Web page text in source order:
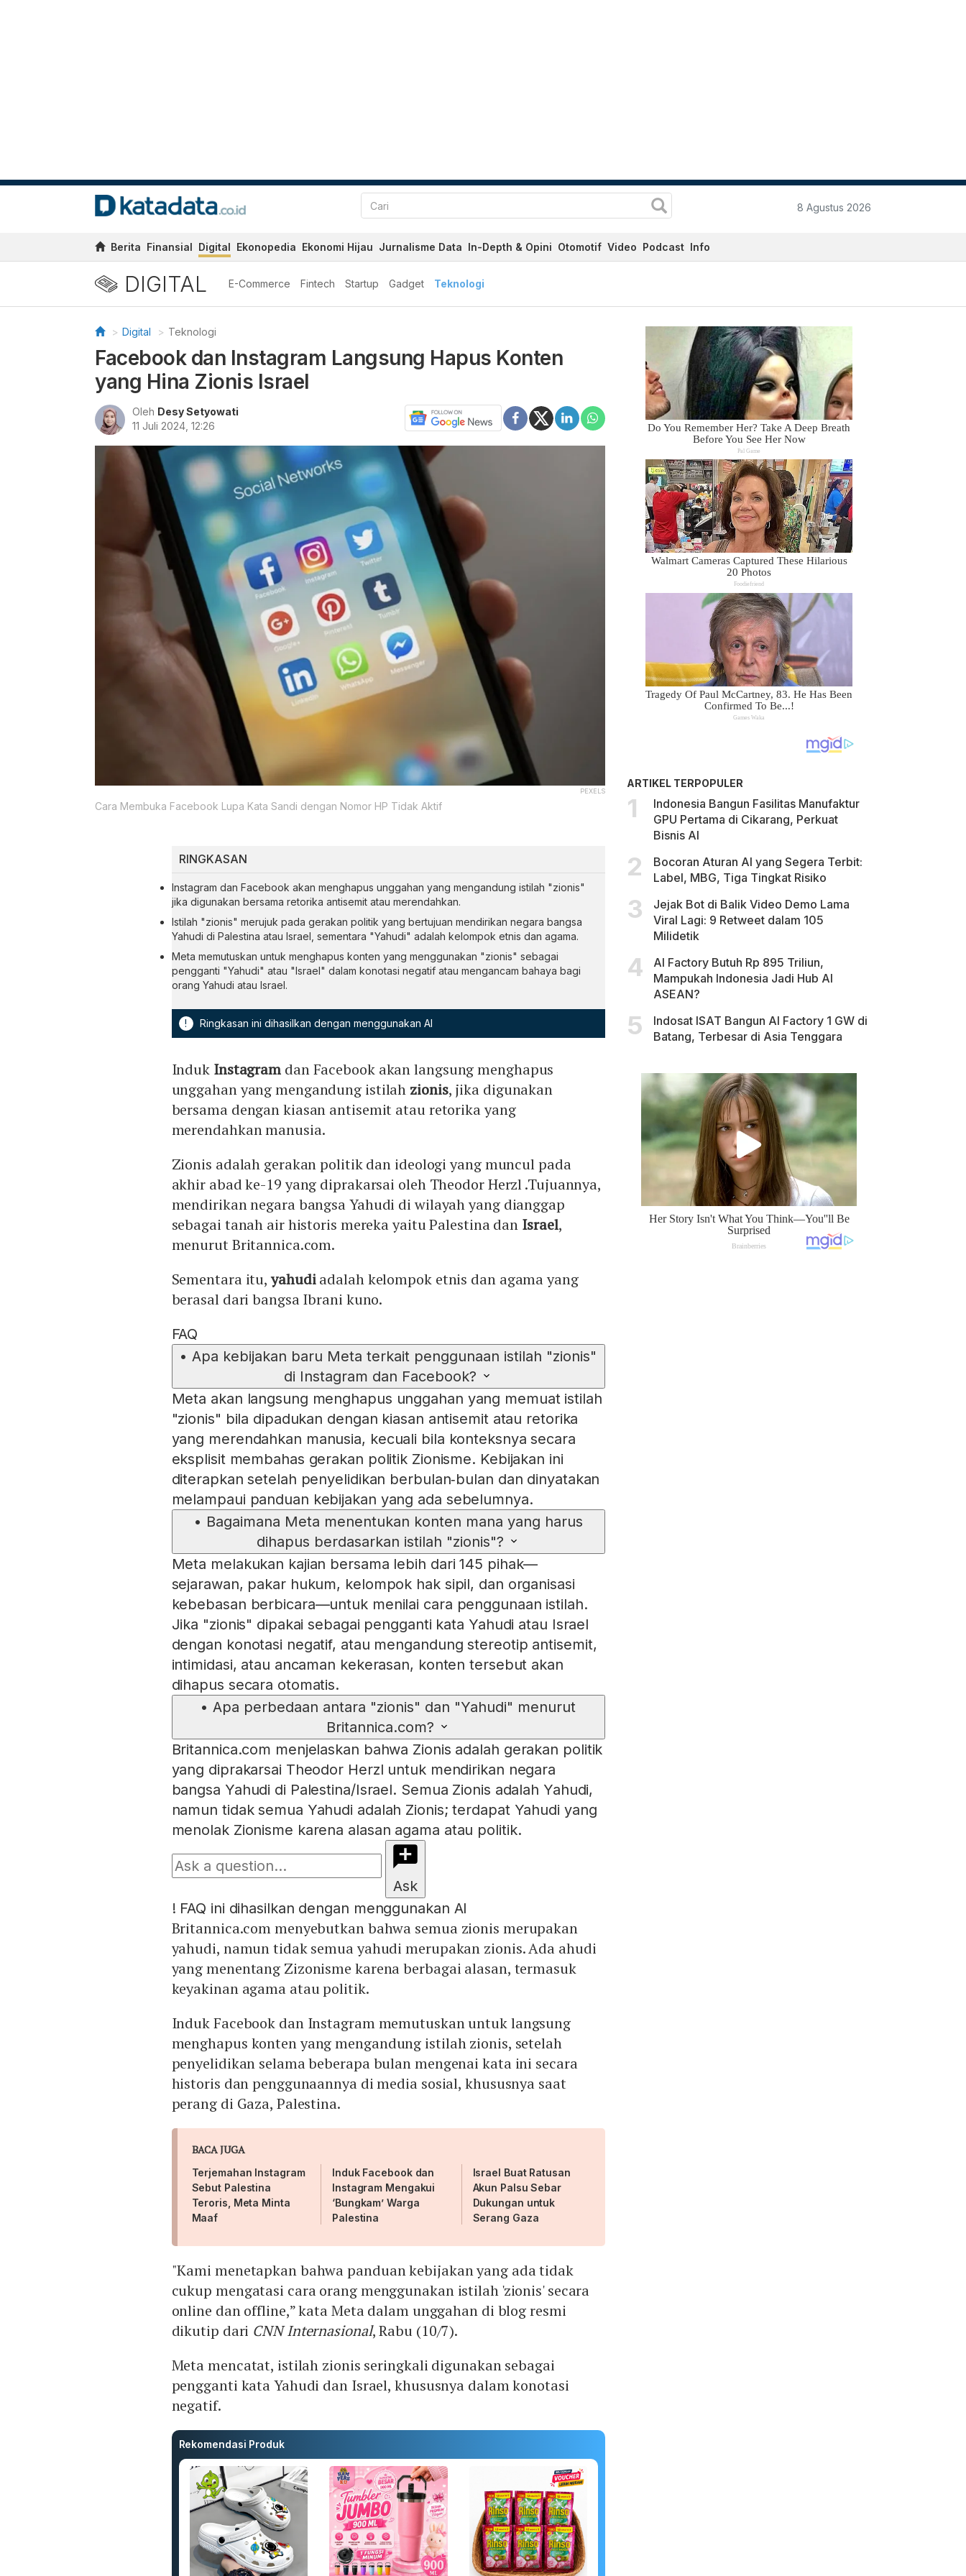
8 Agustus 2026
Berita Finansial Digital Ekonopedia Ekonomi Hijau Jurnalisme Data In-Depth & Opini Otomotif Video Podcast Info
DIGITAL E-Commerce Fintech Startup Gadget Teknologi
Digital Teknologi
Facebook dan Instagram Langsung Hapus Konten
yang Hina Zionis Israel
Oleh Desy Setyowati
11 Juli 2024, 12:26
PEXELS
Cara Membuka Facebook Lupa Kata Sandi dengan Nomor HP Tidak Aktif
RINGKASAN
Instagram dan Facebook akan menghapus unggahan yang mengandung istilah "zionis"
jika digunakan bersama retorika antisemit atau merendahkan.
Istilah "zionis" merujuk pada gerakan politik yang bertujuan mendirikan negara bangsa
Yahudi di Palestina atau Israel, sementara "Yahudi" adalah kelompok etnis dan agama.
Meta memutuskan untuk menghapus konten yang menggunakan "zionis" sebagai
pengganti "Yahudi" atau "Israel" dalam konotasi negatif atau mengancam bahaya bagi
orang Yahudi atau Israel.
! Ringkasan ini dihasilkan dengan menggunakan AI
Induk Instagram dan Facebook akan langsung menghapus
unggahan yang mengandung istilah zionis, jika digunakan
bersama dengan kiasan antisemit atau retorika yang
merendahkan manusia.
Zionis adalah gerakan politik dan ideologi yang muncul pada
akhir abad ke-19 yang diprakarsai oleh Theodor Herzl .Tujuannya,
mendirikan negara bangsa Yahudi di wilayah yang dianggap
sebagai tanah air historis mereka yaitu Palestina dan Israel,
menurut Britannica.com.
Sementara itu,yahudiadalah kelompok etnis dan agama yang
berasal dari bangsa Ibrani kuno.
FAQ
• Apa kebijakan baru Meta terkait penggunaan istilah "zionis"
di Instagram dan Facebook?
Meta akan langsung menghapus unggahan yang memuat istilah
"zionis" bila dipadukan dengan kiasan antisemit atau retorika
yang merendahkan manusia, kecuali bila konteksnya secara
eksplisit membahas gerakan politik Zionisme. Kebijakan ini
diterapkan setelah penyelidikan berbulan‑bulan dan dinyatakan
melampaui panduan kebijakan yang ada sebelumnya.
• Bagaimana Meta menentukan konten mana yang harus
dihapus berdasarkan istilah "zionis"?
Meta melakukan kajian bersama lebih dari 145 pihak—
sejarawan, pakar hukum, kelompok hak sipil, dan organisasi
kebebasan berbicara—untuk menilai cara penggunaan istilah.
Jika "zionis" dipakai sebagai pengganti kata Yahudi atau Israel
dengan konotasi negatif, atau mengandung stereotip antisemit,
intimidasi, atau ancaman kekerasan, konten tersebut akan
dihapus secara otomatis.
• Apa perbedaan antara "zionis" dan "Yahudi" menurut
Britannica.com?
Britannica.com menjelaskan bahwa Zionis adalah gerakan politik
yang diprakarsai Theodor Herzl untuk mendirikan negara
bangsa Yahudi di Palestina/Israel. Semua Zionis adalah Yahudi,
namun tidak semua Yahudi adalah Zionis; terdapat Yahudi yang
menolak Zionisme karena alasan agama atau politik.
Ask
! FAQ ini dihasilkan dengan menggunakan AI
Britannica.com menyebutkan bahwa semua zionis merupakan
yahudi, namun tidak semua yahudi merupakan zionis. Ada ahudi
yang menentang Zizonisme karena berbagai alasan, termasuk
keyakinan agama atau politik.
Induk Facebook dan Instagram memutuskan untuk langsung
menghapus konten yang mengandung istilah zionis, setelah
penyelidikan selama beberapa bulan mengenai kata ini secara
historis dan penggunaannya di media sosial, khususnya saat
perang di Gaza, Palestina.
BACA JUGA
Terjemahan Instagram
Sebut Palestina
Teroris, Meta Minta
Maaf
Induk Facebook dan
Instagram Mengakui
‘Bungkam’ Warga
Palestina
Israel Buat Ratusan
Akun Palsu Sebar
Dukungan untuk
Serang Gaza
"Kami menetapkan bahwa panduan kebijakan yang ada tidak
cukup mengatasi cara orang menggunakan istilah 'zionis' secara
online dan offline,” kata Meta dalam unggahan di blog resmi
dikutip dari CNN Internasional, Rabu (10/7).
Meta mencatat, istilah zionis seringkali digunakan sebagai
pengganti kata Yahudi dan Israel, khususnya dalam konotasi
negatif.
Rekomendasi Produk
ARTIKEL TERPOPULER
Indonesia Bangun Fasilitas Manufaktur
GPU Pertama di Cikarang, Perkuat
Bisnis AI
Bocoran Aturan AI yang Segera Terbit:
Label, MBG, Tiga Tingkat Risiko
Jejak Bot di Balik Video Demo Lama
Viral Lagi: 9 Retweet dalam 105
Milidetik
AI Factory Butuh Rp 895 Triliun,
Mampukah Indonesia Jadi Hub AI
ASEAN?
Indosat ISAT Bangun AI Factory 1 GW di
Batang, Terbesar di Asia Tenggara